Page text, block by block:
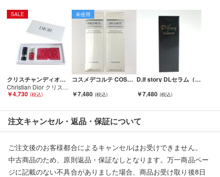
SALE
クリスチャンディオール
Christian Dior クリスチャンディオール ラゲージ タグ セット Aランク
￥4,730
未使用
コスメデコルテ COSME DECORTE セルジェニー クレンジング オイル 200mL 2本セット 未開封 Nランク
￥7,480
D.if story DLセラム（原液美容液） 30ml Sランク
￥7,480
注文キャンセル・返品・保証について
ご注文後のお客様都合によるキャンセルはお受けできません。
中古商品のため、原則返品・保証なしとなります。万一商品ペー
ジに記載のない不具合がありました場合、商品お受け取り後8日